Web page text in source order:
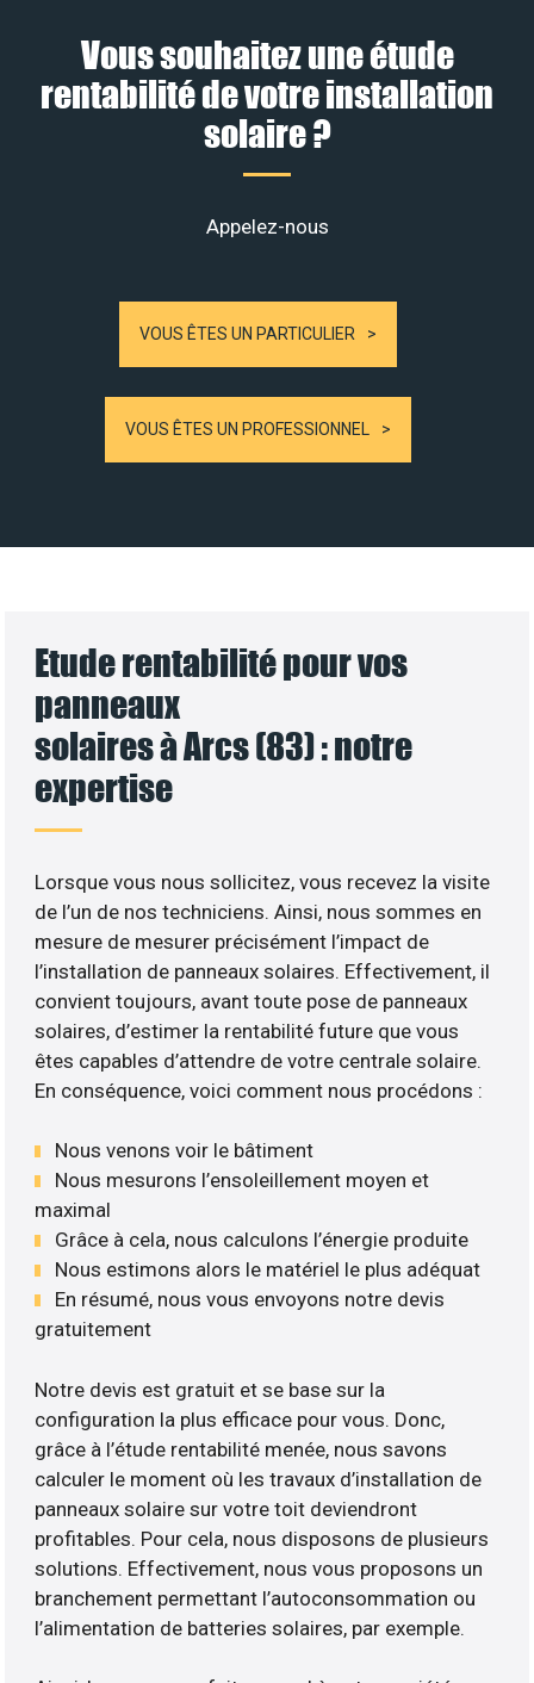
Vous souhaitez une étude
rentabilité de votre installation
solaire ?
Appelez-nous
VOUS ÊTES UN PARTICULIER
VOUS ÊTES UN PROFESSIONNEL
Etude rentabilité pour vos
panneaux
solaires à Arcs (83) : notre
expertise
Lorsque vous nous sollicitez, vous recevez la visite
de l’un de nos techniciens. Ainsi, nous sommes en
mesure de mesurer précisément l’impact de
l’installation de panneaux solaires. Effectivement, il
convient toujours, avant toute pose de panneaux
solaires, d’estimer la rentabilité future que vous
êtes capables d’attendre de votre centrale solaire.
En conséquence, voici comment nous procédons :
Nous venons voir le bâtiment
Nous mesurons l’ensoleillement moyen et
maximal
Grâce à cela, nous calculons l’énergie produite
Nous estimons alors le matériel le plus adéquat
En résumé, nous vous envoyons notre devis
gratuitement
Notre devis est gratuit et se base sur la
configuration la plus efficace pour vous. Donc,
grâce à l’étude rentabilité menée, nous savons
calculer le moment où les travaux d’installation de
panneaux solaire sur votre toit deviendront
profitables. Pour cela, nous disposons de plusieurs
solutions. Effectivement, nous vous proposons un
branchement permettant l’autoconsommation ou
l’alimentation de batteries solaires, par exemple.